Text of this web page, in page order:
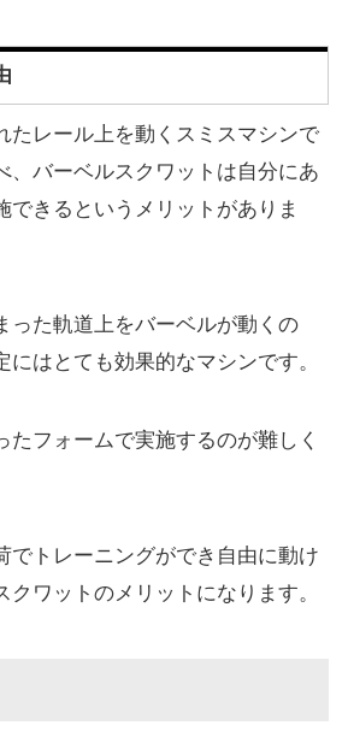
たレール上を動くスミスマシンで
、バーベルスクワットは自分にあ
できるというメリットがありま
った軌道上をバーベルが動くの
にはとても効果的なマシンです。
たフォームで実施するのが難しく
でトレーニングができ自由に動け
クワットのメリットになります。